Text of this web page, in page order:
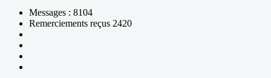
Messages : 8104
Remerciements reçus 2420